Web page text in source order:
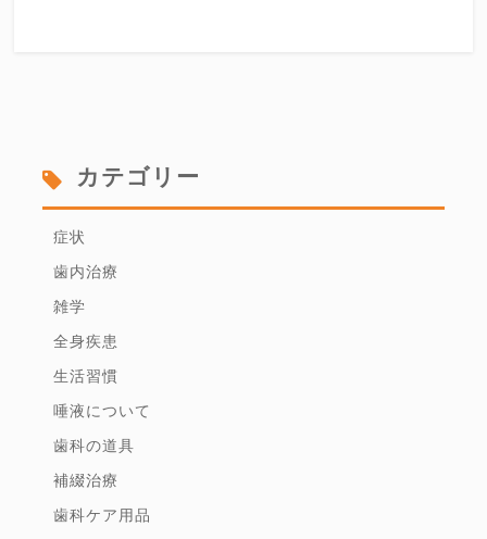
カテゴリー
症状
歯内治療
雑学
全身疾患
生活習慣
唾液について
歯科の道具
補綴治療
歯科ケア用品